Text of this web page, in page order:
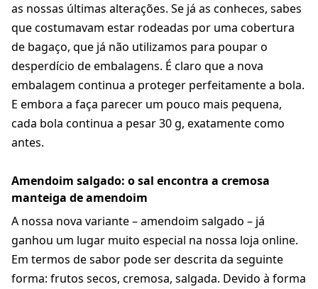
as nossas últimas alterações. Se já as conheces, sabes
que costumavam estar rodeadas por uma cobertura
de bagaço, que já não utilizamos para poupar o
desperdício de embalagens. É claro que a nova
embalagem continua a proteger perfeitamente a bola.
E embora a faça parecer um pouco mais pequena,
cada bola continua a pesar 30 g, exatamente como
antes.
Amendoim salgado: o sal encontra a cremosa
manteiga de amendoim
A nossa nova variante – amendoim salgado – já
ganhou um lugar muito especial na nossa loja online.
Em termos de sabor pode ser descrita da seguinte
forma: frutos secos, cremosa, salgada. Devido à forma